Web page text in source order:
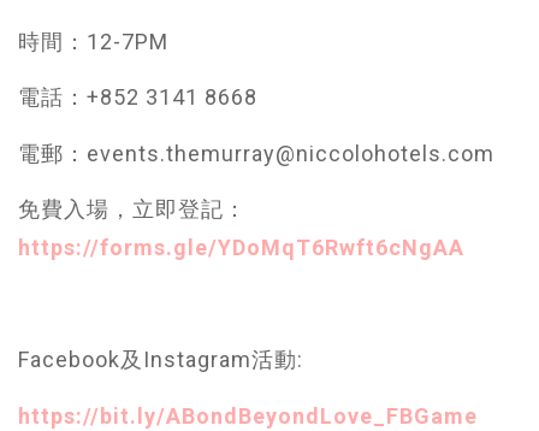
時間：12-7PM
電話：+852 3141 8668
電郵：events.themurray@niccolohotels.com
免費入場，立即登記：
https://forms.gle/YDoMqT6Rwft6cNgAA
Facebook及Instagram活動:
https://bit.ly/ABondBeyondLove_FBGame